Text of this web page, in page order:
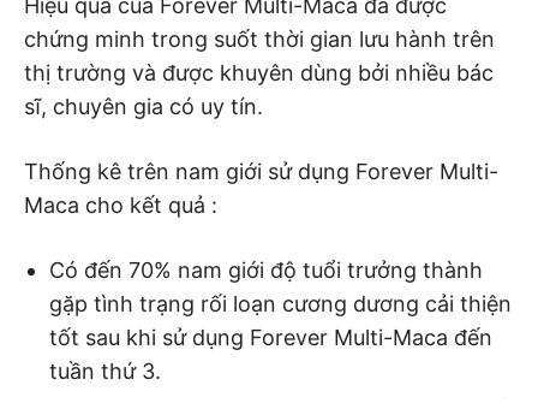
Hiệu quả của Forever Multi-Maca đã được
chứng minh trong suốt thời gian lưu hành trên
thị trường và được khuyên dùng bởi nhiều bác
sĩ, chuyên gia có uy tín.
Thống kê trên nam giới sử dụng Forever Multi-
Maca cho kết quả :
Có đến 70% nam giới độ tuổi trưởng thành
gặp tình trạng rối loạn cương dương cải thiện
tốt sau khi sử dụng Forever Multi-Maca đến
tuần thứ 3.